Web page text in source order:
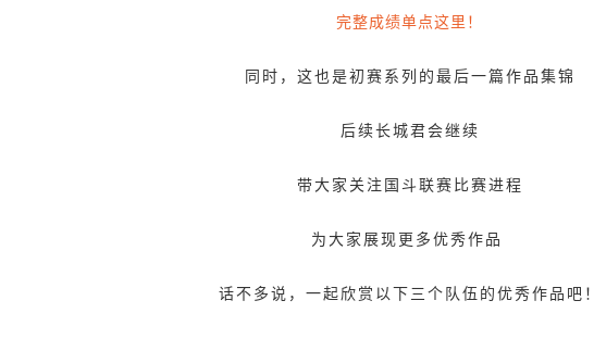
完整成绩单点这里！
同时，这也是初赛系列的最后一篇作品集锦
后续长城君会继续
带大家关注国斗联赛比赛进程
为大家展现更多优秀作品
话不多说，一起欣赏以下三个队伍的优秀作品吧！